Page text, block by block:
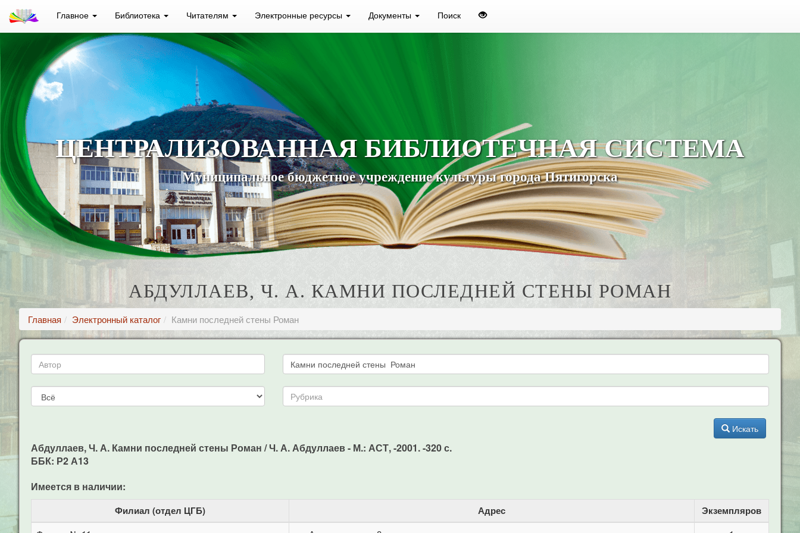
Главное Библиотека Читателям Электронные ресурсы Документы Поиск
ЦЕНТРАЛИЗОВАННАЯ БИБЛИОТЕЧНАЯ СИСТЕМА
Муниципальное бюджетное учреждение культуры города Пятигорска
АБДУЛЛАЕВ, Ч. А. КАМНИ ПОСЛЕДНЕЙ СТЕНЫ РОМАН
Главная Электронный каталог Камни последней стены Роман
Искать
Абдуллаев, Ч. А. Камни последней стены Роман / Ч. А. Абдуллаев - М.: АСТ, -2001. -320 с.
ББК: Р2 А13
Имеется в наличии:
Филиал (отдел ЦГБ) Адрес Экземпляров